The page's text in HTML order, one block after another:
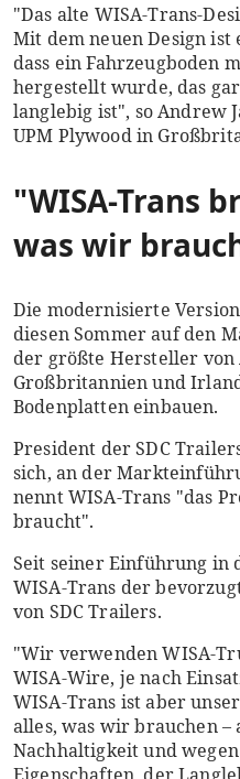
"Das alte WISA-Trans-
Mit dem neuen Design ist
dass ein Fahrzeugboden
hergestellt wurde, das
langlebig ist", so Andrew
UPM Plywood in
"WISA-Trans
was wir
Die modernisierte
diesen Sommer auf den
der größte Hersteller
Großbritannien und
Bodenplatten einbauen.
President der SDC
sich, an der
nennt WISA-Trans "das
braucht".
Seit seiner Einführung in
WISA-Trans der
von SDC Trailers.
"Wir verwenden WISA-
WISA-Wire, je nach
WISA-Trans ist aber
alles, was wir brauchen –
Nachhaltigkeit und
Eigenschaften, der